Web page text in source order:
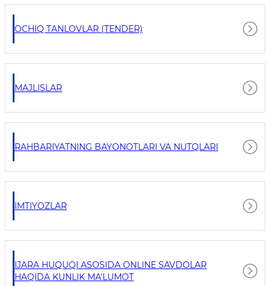
OCHIQ TANLOVLAR (TENDER)
MAJLISLAR
RAHBARIYATNING BAYONOTLARI VA NUTQLARI
IMTIYOZLAR
IJARA HUQUQI ASOSIDA ONLINE SAVDOLAR
HAQIDA KUNLIK MA'LUMOT